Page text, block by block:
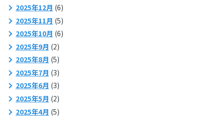
2025年12月 (6)
2025年11月 (5)
2025年10月 (6)
2025年9月 (2)
2025年8月 (5)
2025年7月 (3)
2025年6月 (3)
2025年5月 (2)
2025年4月 (5)